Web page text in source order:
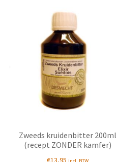
Zweeds kruidenbitter 200ml
(recept ZONDER kamfer)
€13,95